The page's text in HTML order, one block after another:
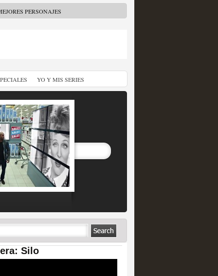
PERSONAJES
YO Y MIS SERIES
Silo